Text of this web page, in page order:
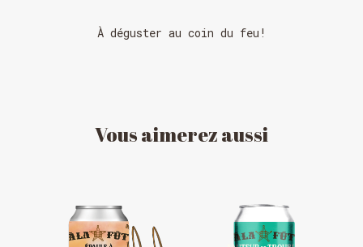
À déguster au coin du feu!
Vousaimerezaussi